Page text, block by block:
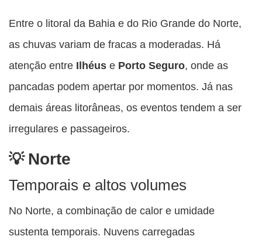
Entre o litoral da Bahia e do Rio Grande do Norte,
as chuvas variam de fracas a moderadas. Há
atenção entre Ilhéus e Porto Seguro, onde as
pancadas podem apertar por momentos. Já nas
demais áreas litorâneas, os eventos tendem a ser
irregulares e passageiros.
Norte
Temporais e altos volumes
No Norte, a combinação de calor e umidade
sustenta temporais. Nuvens carregadas